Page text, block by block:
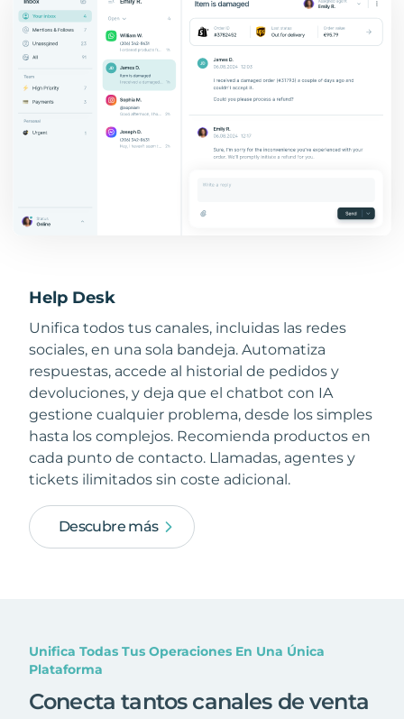
Help Desk
Unifica todos tus canales, incluidas las redes
sociales, en una sola bandeja. Automatiza
respuestas, accede al historial de pedidos y
devoluciones, y deja que el chatbot con IA
gestione cualquier problema, desde los simples
hasta los complejos. Recomienda productos en
cada punto de contacto. Llamadas, agentes y
tickets ilimitados sin coste adicional.
Descubre más
Unifica Todas Tus Operaciones En Una Única
Plataforma
Conecta tantos canales de venta